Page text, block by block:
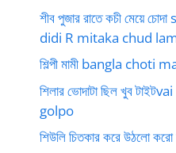
শীব পুজার রাতে কচী মেয়ে
didi R mitaka chud
শিল্পী মামী bangla choti
শিলার ভোদাটা ছিল খুব
golpo
শিউলি চিতকার করে উঠলো